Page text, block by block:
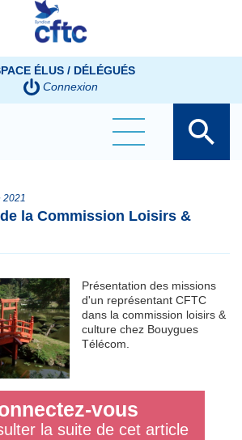
ÉLUS / DÉLÉGUÉS
Connexion
2021
la Commission Loisirs &
Présentation des missions
d'un représentant CFTC
dans la commission loisirs &
culture chez Bouygues
Télécom.
vous
la suite de cet article
cookies